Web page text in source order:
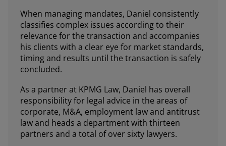
When managing mandates, Daniel consistently
classifies complex issues according to their
relevance for the transaction and accompanies
his clients with a clear eye for market standards,
timing and results until the transaction is safely
concluded.
As a partner at KPMG Law, Daniel has overall
responsibility for legal advice in the areas of
corporate, M&A, employment law and antitrust
law and heads a department with thirteen
partners and a total of over sixty lawyers.